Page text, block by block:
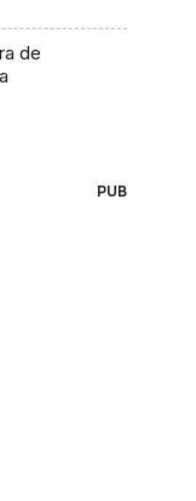
de
PUB